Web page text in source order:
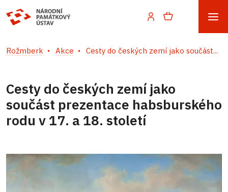
Rožmberk Akce Cesty do českých zemí jako součást...
Cesty do českých zemí jako
součást prezentace habsburského
rodu v 17. a 18. století